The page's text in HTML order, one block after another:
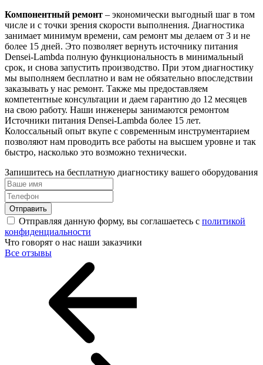
Компонентный ремонт – экономически выгодный шаг в том
числе и с точки зрения скорости выполнения. Диагностика
занимает минимум времени, сам ремонт мы делаем от 3 и не
более 15 дней. Это позволяет вернуть источнику питания
Densei-Lambda полную функциональность в минимальный
срок, и снова запустить производство. При этом диагностику
мы выполняем бесплатно и вам не обязательно впоследствии
заказывать у нас ремонт. Также мы предоставляем
компетентные консультации и даем гарантию до 12 месяцев
на свою работу. Наши инженеры занимаются ремонтом
Источники питания Densei-Lambda более 15 лет.
Колоссальный опыт вкупе с современным инструментарием
позволяют нам проводить все работы на высшем уровне и так
быстро, насколько это возможно технически.
Запишитесь на бесплатную диагностику вашего оборудования
Отправить
Отправляя данную форму, вы соглашаетесь с политикой
конфиденциальности
Что говорят о нас наши заказчики
Все отзывы